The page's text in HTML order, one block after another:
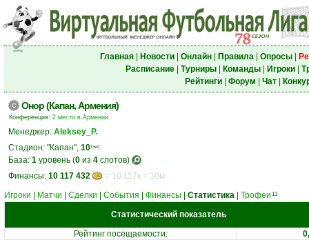
Главная| Новости| Онлайн| Правила| Опросы|
Расписание| Турниры| Команды| Игроки|
Рейтинги| Форум Чат|
Онор (Капан, Армения)
Конференция: 2 место в Армении
Менеджер: Aleksey_P.
Стадион: "Капан", 10тыс.
База: 1 уровень (0 из 4 слотов)
Финансы: 10 117 432
= 10 117к = 10м
Игроки
Матчи Сделки События Финансы Статистика Трофеи 13
Статистический показатель
Рейтинг посещаемости: